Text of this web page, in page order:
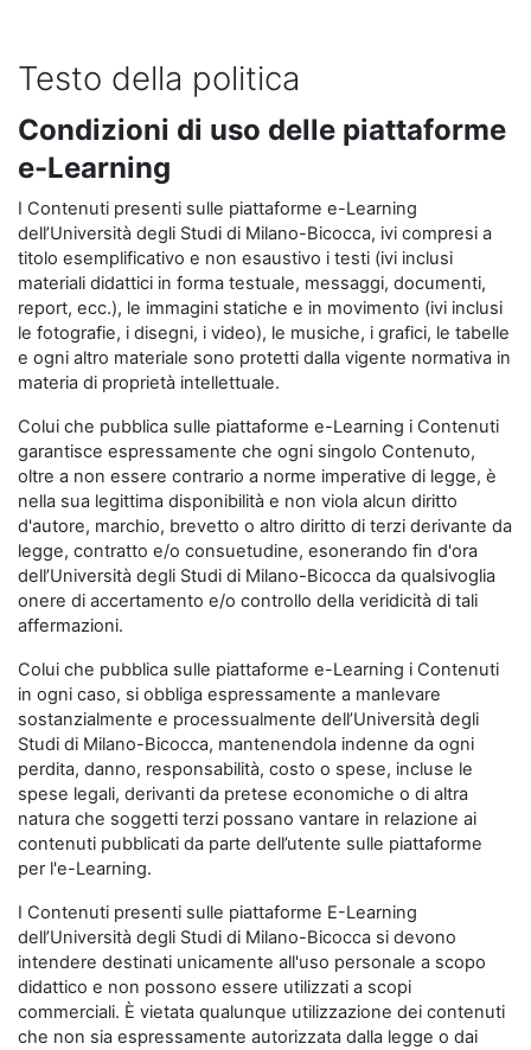
Testo della politica
Condizioni di uso delle piattaforme
e-Learning
I Contenuti presenti sulle piattaforme e-Learning
dell’Università degli Studi di Milano-Bicocca, ivi compresi a
titolo esemplificativo e non esaustivo i testi (ivi inclusi
materiali didattici in forma testuale, messaggi, documenti,
report, ecc.), le immagini statiche e in movimento (ivi inclusi
le fotografie, i disegni, i video), le musiche, i grafici, le tabelle
e ogni altro materiale sono protetti dalla vigente normativa in
materia di proprietà intellettuale.
Colui che pubblica sulle piattaforme e-Learning i Contenuti
garantisce espressamente che ogni singolo Contenuto,
oltre a non essere contrario a norme imperative di legge, è
nella sua legittima disponibilità e non viola alcun diritto
d'autore, marchio, brevetto o altro diritto di terzi derivante da
legge, contratto e/o consuetudine, esonerando fin d'ora
dell’Università degli Studi di Milano-Bicocca da qualsivoglia
onere di accertamento e/o controllo della veridicità di tali
affermazioni.
Colui che pubblica sulle piattaforme e-Learning i Contenuti
in ogni caso, si obbliga espressamente a manlevare
sostanzialmente e processualmente dell’Università degli
Studi di Milano-Bicocca, mantenendola indenne da ogni
perdita, danno, responsabilità, costo o spese, incluse le
spese legali, derivanti da pretese economiche o di altra
natura che soggetti terzi possano vantare in relazione ai
contenuti pubblicati da parte dell’utente sulle piattaforme
per l'e-Learning.
I Contenuti presenti sulle piattaforme E-Learning
dell’Università degli Studi di Milano-Bicocca si devono
intendere destinati unicamente all'uso personale a scopo
didattico e non possono essere utilizzati a scopi
commerciali. È vietata qualunque utilizzazione dei contenuti
che non sia espressamente autorizzata dalla legge o dai